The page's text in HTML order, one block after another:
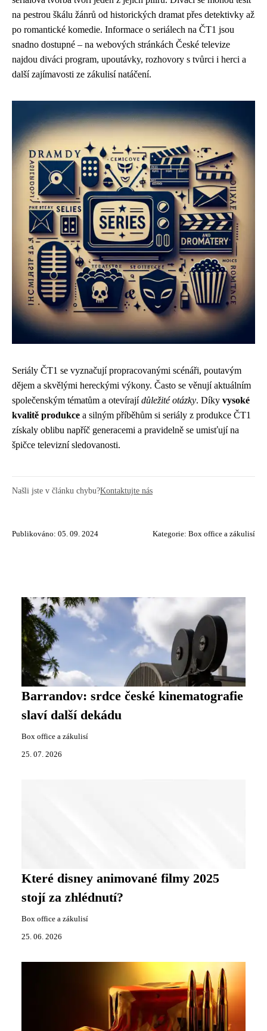
na pestrou škálu žánrů od historických dramat přes detektivky až
po romantické komedie. Informace o seriálech na ČT1 jsou
snadno dostupné – na webových stránkách České televize
najdou diváci program, upoutávky, rozhovory s tvůrci i herci a
další zajímavosti ze zákulisí natáčení.
Seriály ČT1 se vyznačují propracovanými scénáři, poutavým
dějem a skvělými hereckými výkony. Často se věnují aktuálním
společenským tématům a otevírajídůležité otázky. Díky vysoké
kvalitě produkce a silným příběhům si seriály z produkce ČT1
získaly oblibu napříč generacemi a pravidelně se umisťují na
špičce televizní sledovanosti.
Našli jste v článku chybu?Kontaktujte nás
Publikováno: 05. 09. 2024 Kategorie: Box office a zákulisí
Barrandov: srdce české kinematografie
slaví další dekádu
Box office a zákulisí
25. 07. 2026
Které disney animované filmy 2025
stojí za zhlédnutí?
Box office a zákulisí
25. 06. 2026